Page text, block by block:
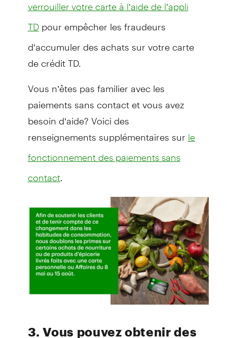
verrouiller votre carte à l’aide de l’appli
TDpour empêcher les fraudeurs
d’accumuler des achats sur votre carte
de crédit TD.
Vous n’êtes pas familier avec les
paiements sans contact et vous avez
besoin d’aide? Voici des
renseignements supplémentaires sur le
fonctionnement des paiements sans
contact.
3. Vous pouvez obtenir des